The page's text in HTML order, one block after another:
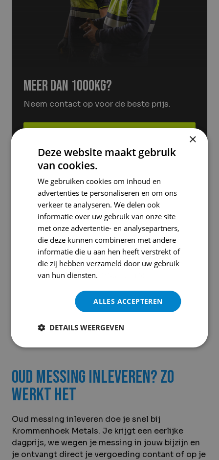
Meer dan 1000kg?
Neem contact op voor de beste prijs.
Afleveren op locatie? Bekijk de locaties en
openingstijden.
Bekijk de locaties
Hulp nodig?
+31 (0) 10 415 2815
WhatsApp ons
Oud messing inleveren? Zo
werkt het
Oud messing inleveren doe je snel bij
Krommenhoek Metals. Je krijgt een eerlijke
dagprijs, we wegen je messing in jouw bijzijn en
je ontvangt direct je vergoeding contant of op je
×
Deze website maakt gebruik
van cookies.
We gebruiken cookies om inhoud en
advertenties te personaliseren en om ons
verkeer te analyseren. We delen ook
informatie over uw gebruik van onze site
met onze advertentie- en analysepartners,
die deze kunnen combineren met andere
informatie die u aan hen heeft verstrekt of
die zij hebben verzameld door uw gebruik
van hun diensten.
ALLES ACCEPTEREN
DETAILS WEERGEVEN